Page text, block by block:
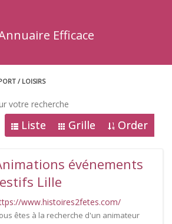
Efficace
/ LOISIRS
votre recherche
Liste Grille Order
événements
Lille
www.histoires2fetes.com/
êtes à la recherche d'un animateur